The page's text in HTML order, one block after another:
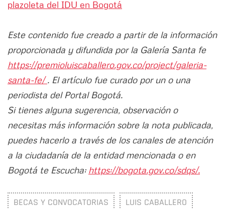
plazoleta del IDU en Bogotá
Este contenido fue creado a partir de la información
proporcionada y difundida por la Galería Santa fe
https://premioluiscaballero.gov.co/project/galeria-
santa-fe/. El artículo fue curado por un o una
periodista del Portal Bogotá.
Si tienes alguna sugerencia, observación o
necesitas más información sobre la nota publicada,
puedes hacerlo a través de los canales de atención
a la ciudadanía de la entidad mencionada o en
Bogotá te Escucha: https://bogota.gov.co/sdqs/.
BECAS Y CONVOCATORIAS LUIS CABALLERO